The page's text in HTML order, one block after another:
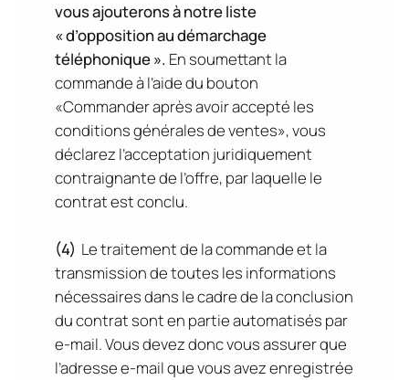
vous ajouterons à notre liste
« d’opposition au démarchage
téléphonique ». En soumettant la
commande à l’aide du bouton
«Commander après avoir accepté les
conditions générales de ventes», vous
déclarez l’acceptation juridiquement
contraignante de l’offre, par laquelle le
contrat est conclu.
(4) Le traitement de la commande et la
transmission de toutes les informations
nécessaires dans le cadre de la conclusion
du contrat sont en partie automatisés par
e-mail. Vous devez donc vous assurer que
l’adresse e-mail que vous avez enregistrée